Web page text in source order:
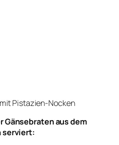
Pistazien-Nocken
aus dem
serviert: